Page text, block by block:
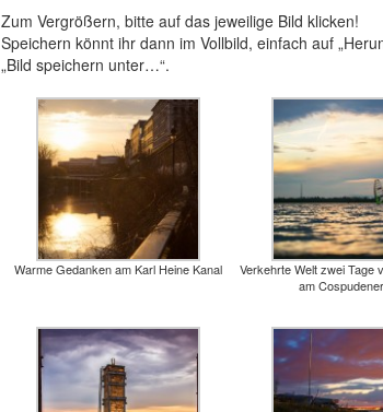
Zum Vergrößern, bitte auf das jeweilige Bild klicken!
Speichern könnt ihr dann im Vollbild, einfach auf
„Bild speichern unter…“.
Warme Gedanken am Karl Heine Kanal
Verkehrte Welt zwei Tage
am